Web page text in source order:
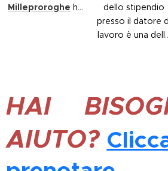
Milleproroghe ha
Rottamazione
Quaterma sono
decaduti per
mancato
dello stipendio
presso il datore
lavoro è una
direttamente
risorse
economiche dei
lavoratori.
HAI
AIUTO?